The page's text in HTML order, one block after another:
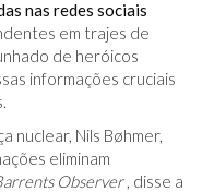
nas redes sociais
em trajes de
de heróicos
informações cruciais
nuclear, Nils Bøhmer,
eliminam
Observer, disse a